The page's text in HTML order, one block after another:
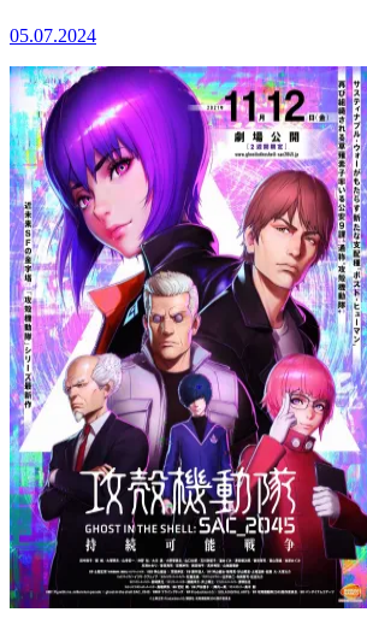
05.07.2024